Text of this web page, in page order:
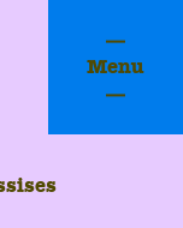
Menu